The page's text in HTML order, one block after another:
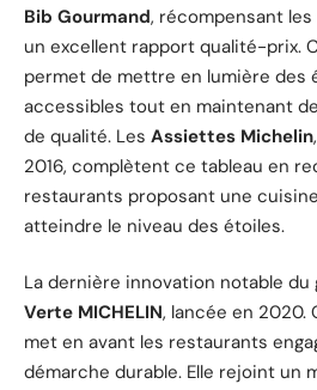
Bib Gourmand, récompensant
un excellent rapport qualité-prix.
permet de mettre en lumière des
accessibles tout en maintenant
de qualité. Les Assiettes Michelin
2016, complètent ce tableau en
restaurants proposant une
atteindre le niveau des étoiles.
La dernière innovation notable du
Verte MICHELIN, lancée en
met en avant les restaurants
démarche durable. Elle rejoint un